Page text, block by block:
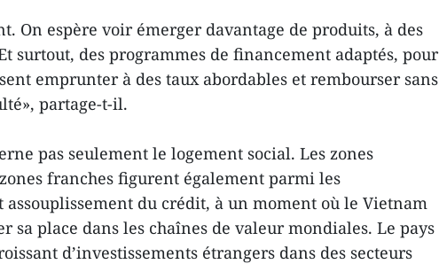
On espère voir émerger davantage de produits, à des
surtout, des programmes de financement adaptés, pour
emprunter à des taux abordables et rembourser sans
partage-t-il.
pas seulement le logement social. Les zones
franches figurent également parmi les
assouplissement du crédit, à un moment où le Vietnam
sa place dans les chaînes de valeur mondiales. Le pays
d’investissements étrangers dans des secteurs